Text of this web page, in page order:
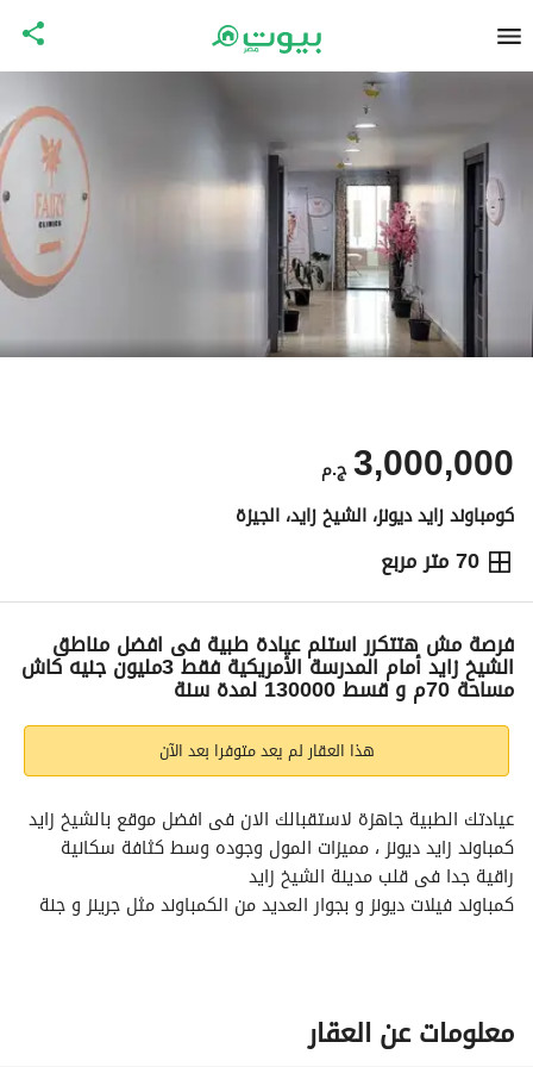
ج.م3,000,000
كومباوند زايد ديونز، الشيخ زايد، الجيزة
70 متر مربع
ج.م 3,000,000
التفاصيل الاتجاهات والمؤشرات رهن عقاري
فرصة مش هتتكرر استلم عيادة طبية فى افضل مناطق
الشيخ زايد أمام المدرسة الأمريكية فقط 3مليون جنيه كاش
مساحة 70م و قسط 130000 لمدة سنة
هذا العقار لم يعد متوفرا بعد الآن
راقية جدا فى قلب مدينة الشيخ زايد
ايضا العديد منالعيادات التخصصية المحتلفة .
معلومات عن العقار